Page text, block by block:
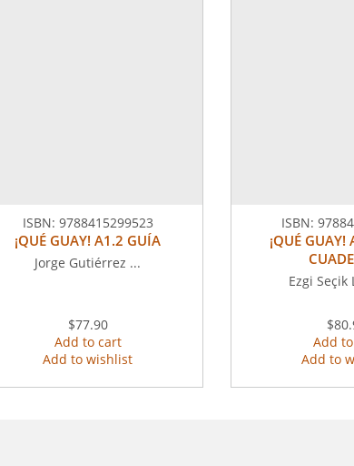
ISBN: 9788415299523
¡QUÉ GUAY! A1.2 GUÍA
Jorge Gutiérrez ...
$77.90
Add to cart
Add to wishlist
ISBN:
¡QUÉ GUAY!
Ezgi Seçik
Add
Add to